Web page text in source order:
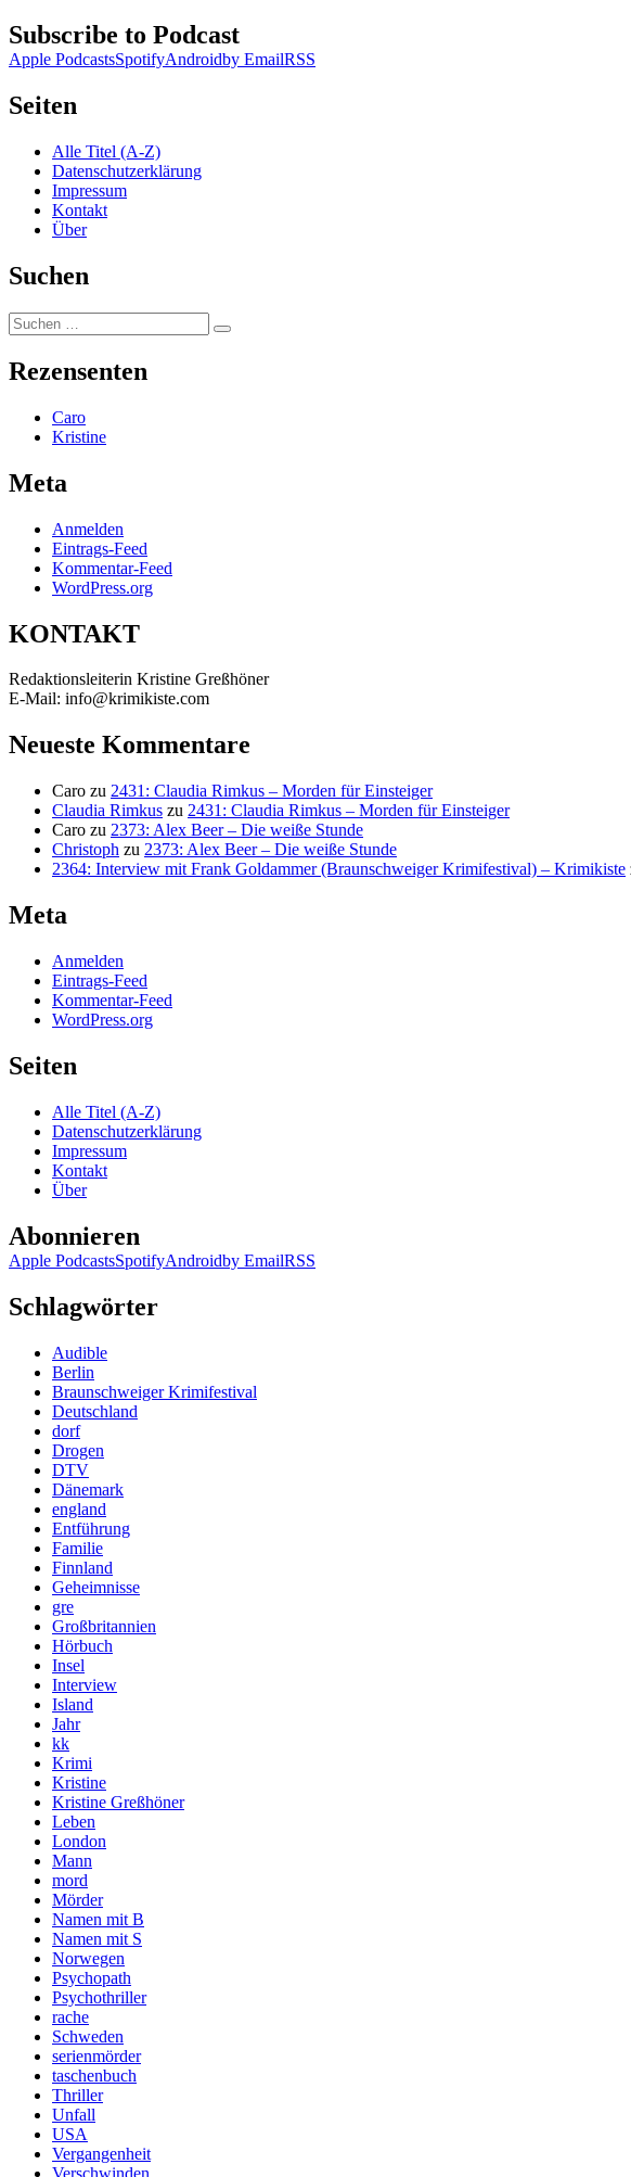
Subscribe to Podcast
Apple PodcastsSpotifyAndroidby EmailRSS
Seiten
Alle Titel (A-Z)
Datenschutzerklärung
Impressum
Kontakt
Über
Suchen
Suchen
nach:
Suchen
Rezensenten
Caro
Kristine
Meta
Anmelden
Eintrags-Feed
Kommentar-Feed
WordPress.org
KONTAKT
Redaktionsleiterin Kristine Greßhöner
E-Mail: info@krimikiste.com
Neueste Kommentare
Caro zu 2431: Claudia Rimkus – Morden für Einsteiger
Claudia Rimkus zu 2431: Claudia Rimkus – Morden für Einsteiger
Caro zu 2373: Alex Beer – Die weiße Stunde
Christoph zu 2373: Alex Beer – Die weiße Stunde
2364: Interview mit Frank Goldammer (Braunschweiger Krimifestival) – Krimikiste
Meta
Anmelden
Eintrags-Feed
Kommentar-Feed
WordPress.org
Seiten
Alle Titel (A-Z)
Datenschutzerklärung
Impressum
Kontakt
Über
Abonnieren
Apple PodcastsSpotifyAndroidby EmailRSS
Schlagwörter
Audible
Berlin
Braunschweiger Krimifestival
Deutschland
dorf
Drogen
DTV
Dänemark
england
Entführung
Familie
Finnland
Geheimnisse
gre
Großbritannien
Hörbuch
Insel
Interview
Island
Jahr
kk
Krimi
Kristine
Kristine Greßhöner
Leben
London
Mann
mord
Mörder
Namen mit B
Namen mit S
Norwegen
Psychopath
Psychothriller
rache
Schweden
serienmörder
taschenbuch
Thriller
Unfall
USA
Vergangenheit
Verschwinden